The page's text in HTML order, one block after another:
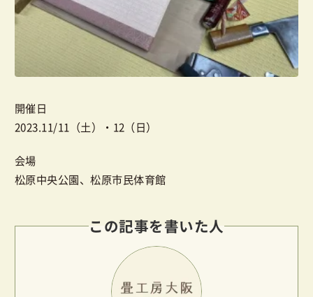
開催日
2023.11/11（土）・12（日）
会場
松原中央公園、松原市民体育館
この記事を書いた人